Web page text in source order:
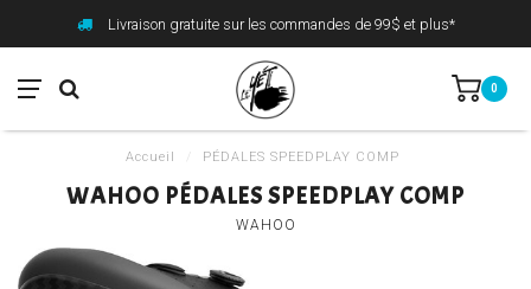
Livraison gratuite sur les commandes de 99$ et plus*
0
Accueil PÉDALES SPEEDPLAY COMP
WAHOO PÉDALES SPEEDPLAY COMP
WAHOO